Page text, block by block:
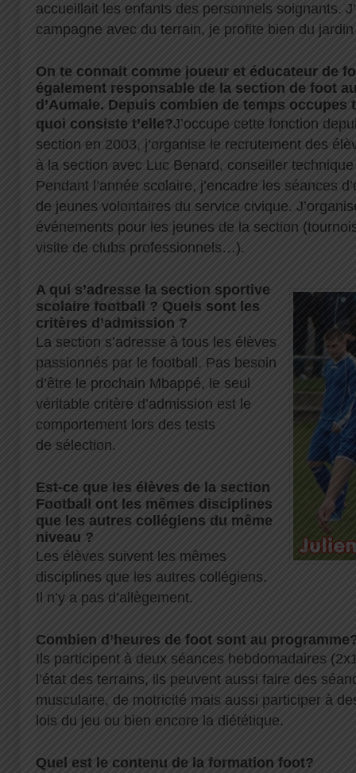
accueillait les enfants des personnels soignants.
campagne avec du terrain, je profite bien du
On te connait comme joueur et éducateur de
également responsable de la section de foot
d’Aumale. Depuis combien de temps
quoi consiste t’elle?J’occupe cette fonction
section en 2003, j’organise le recrutement des
à la section avec Luc Benard, conseiller
Pendant l’année scolaire, j’encadre les séances
de jeunes volontaires du service civique.
événements pour les jeunes de la section
visite de clubs professionnels…).
A qui s’adresse la section sportive
scolaire football ? Quels sont les
critères d’admission ?
La section s’adresse à tous les élèves
passionnés par le football. Pas besoin
d’être le prochain Mbappé, le seul
véritable critère d’admission est le
comportement lors des tests
de sélection.
Est-ce que les élèves de la section
Football ont les mêmes disciplines
que les autres collégiens du même
niveau ?
Les élèves suivent les mêmes
disciplines que les autres collégiens.
Il n’y a pas d’allègement.
Combien d’heures de foot sont au
Ils participent à deux séances hebdomadaires
l’état des terrains, ils peuvent aussi faire des
musculaire, de motricité mais aussi participer à
lois du jeu ou bien encore la diététique.
Quel est le contenu de la formation foot?